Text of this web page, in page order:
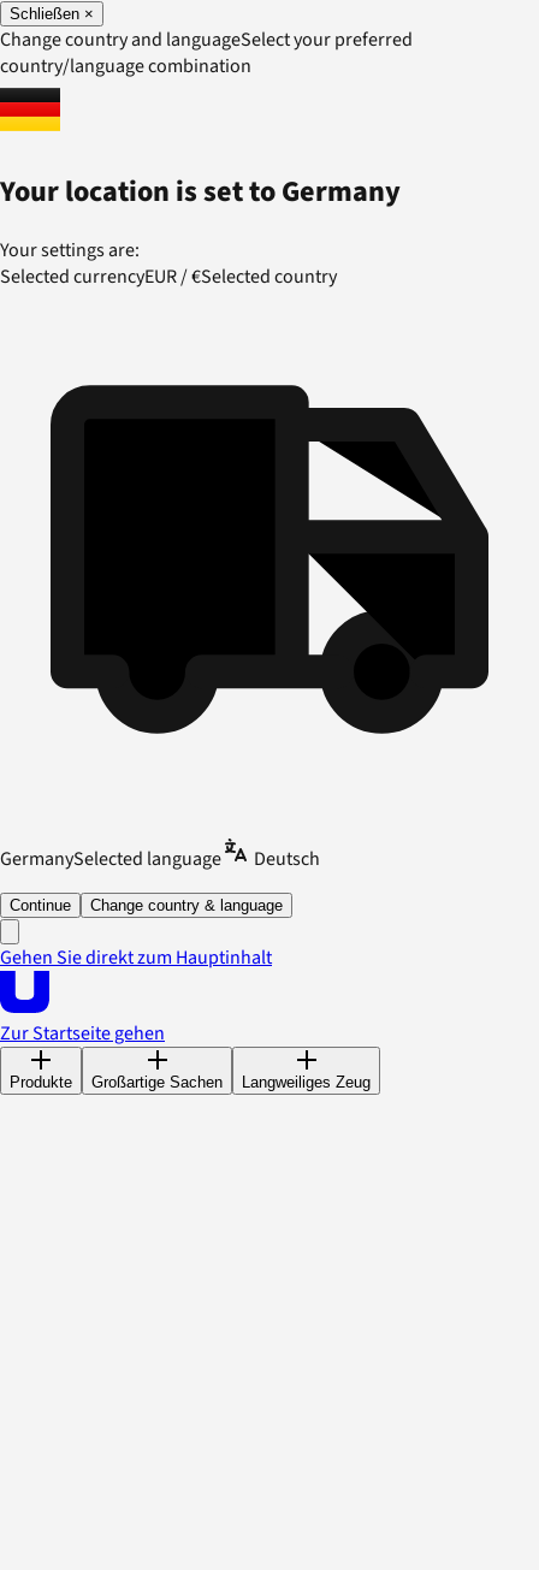
Schließen ×
Change country and languageSelect your preferred
country/language combination
Your location is set toGermany
Your settings are:
Selected currencyEUR/€Selected country
GermanySelected language Deutsch
Continue Change country & language
Gehen Sie direkt zum Hauptinhalt
Zur Startseite gehen
Produkte Großartige Sachen Langweiliges Zeug